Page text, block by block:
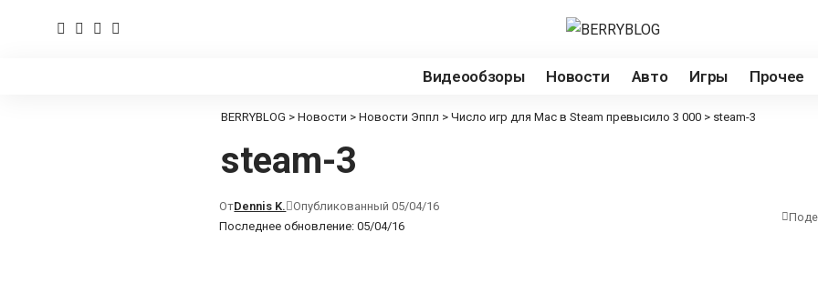
Видеообзоры Новости Авто Игры Прочее
BERRYBLOG > Новости > Новости Эппл > Число игр для Mac в Steam превысило 3 000 > steam-3
steam-3
Последнее обновление: 05/04/16
ОтDennis K. Опубликованный 05/04/16